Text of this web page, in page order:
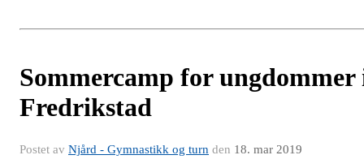
Sommercamp for ungdommer
Fredrikstad
Postet av Njård - Gymnastikk og turn den 18. mar 2019